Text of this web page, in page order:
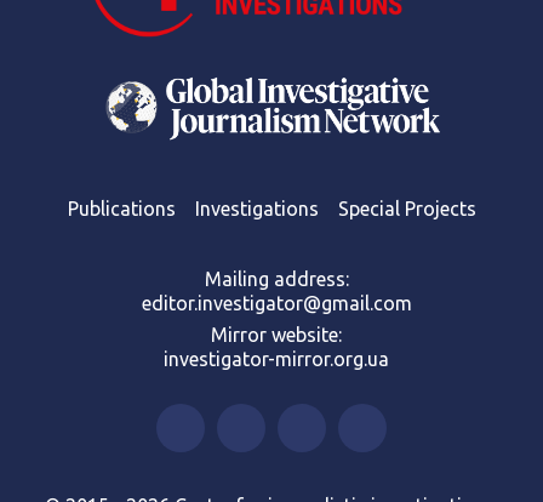
Publications Investigations Special Projects
Mailing address:
editor.investigator@gmail.com
Mirror website:
investigator-mirror.org.ua